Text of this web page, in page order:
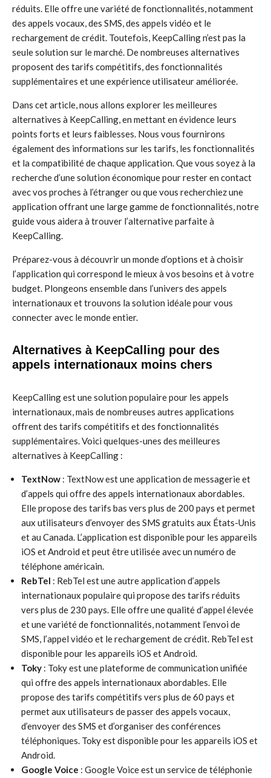
réduits. Elle offre une variété de fonctionnalités, notamment
des appels vocaux, des SMS, des appels vidéo et le
rechargement de crédit. Toutefois, KeepCalling n’est pas la
seule solution sur le marché. De nombreuses alternatives
proposent des tarifs compétitifs, des fonctionnalités
supplémentaires et une expérience utilisateur améliorée.
Dans cet article, nous allons explorer les meilleures
alternatives à KeepCalling, en mettant en évidence leurs
points forts et leurs faiblesses. Nous vous fournirons
également des informations sur les tarifs, les fonctionnalités
et la compatibilité de chaque application. Que vous soyez à la
recherche d’une solution économique pour rester en contact
avec vos proches à l’étranger ou que vous recherchiez une
application offrant une large gamme de fonctionnalités, notre
guide vous aidera à trouver l’alternative parfaite à
KeepCalling.
Préparez-vous à découvrir un monde d’options et à choisir
l’application qui correspond le mieux à vos besoins et à votre
budget. Plongeons ensemble dans l’univers des appels
internationaux et trouvons la solution idéale pour vous
connecter avec le monde entier.
Alternatives à KeepCalling pour des
appels internationaux moins chers
KeepCalling est une solution populaire pour les appels
internationaux, mais de nombreuses autres applications
offrent des tarifs compétitifs et des fonctionnalités
supplémentaires. Voici quelques-unes des meilleures
alternatives à KeepCalling :
TextNow : TextNow est une application de messagerie et
d’appels qui offre des appels internationaux abordables.
Elle propose des tarifs bas vers plus de 200 pays et permet
aux utilisateurs d’envoyer des SMS gratuits aux États-Unis
et au Canada. L’application est disponible pour les appareils
iOS et Android et peut être utilisée avec un numéro de
téléphone américain.
RebTel : RebTel est une autre application d’appels
internationaux populaire qui propose des tarifs réduits
vers plus de 230 pays. Elle offre une qualité d’appel élevée
et une variété de fonctionnalités, notamment l’envoi de
SMS, l’appel vidéo et le rechargement de crédit. RebTel est
disponible pour les appareils iOS et Android.
Toky : Toky est une plateforme de communication unifiée
qui offre des appels internationaux abordables. Elle
propose des tarifs compétitifs vers plus de 60 pays et
permet aux utilisateurs de passer des appels vocaux,
d’envoyer des SMS et d’organiser des conférences
téléphoniques. Toky est disponible pour les appareils iOS et
Android.
Google Voice : Google Voice est un service de téléphonie